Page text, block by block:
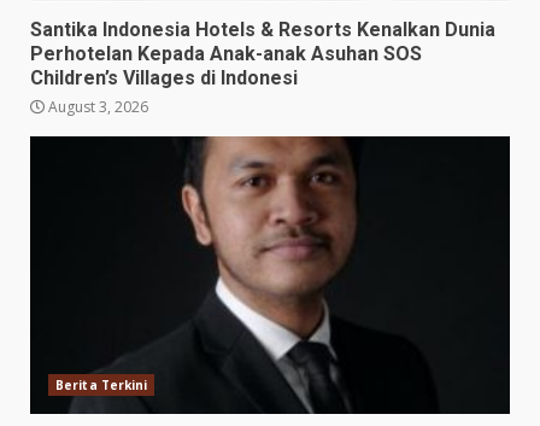
Santika Indonesia Hotels & Resorts Kenalkan Dunia
Perhotelan Kepada Anak-anak Asuhan SOS
Children’s Villages di Indonesi
August 3, 2026
Berita Terkini